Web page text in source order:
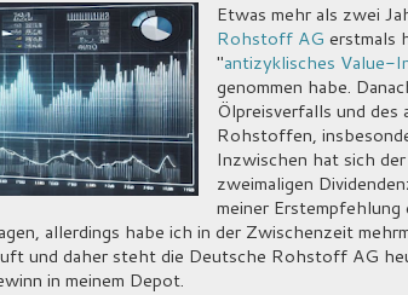
Etwas mehr als zwei
Rohstoff AG erstmals
"antizyklisches Value-
genommen habe.
Ölpreisverfalls und des
Rohstoffen,
Inzwischen hat sich
zweimaligen
meiner
allerdings habe ich in der Zwischenzeit
und daher steht die Deutsche Rohstoff AG
in meinem Depot.